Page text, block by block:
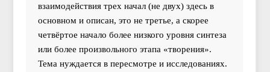
взаимодействия трех начал (не двух) здесь в
основном и описан, это не третье, а скорее
четвёртое начало более низкого уровня синтеза
или более произвольного этапа «творения».
Тема нуждается в пересмотре и исследованиях.